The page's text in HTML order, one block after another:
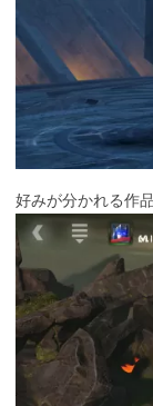
好みが分かれる作